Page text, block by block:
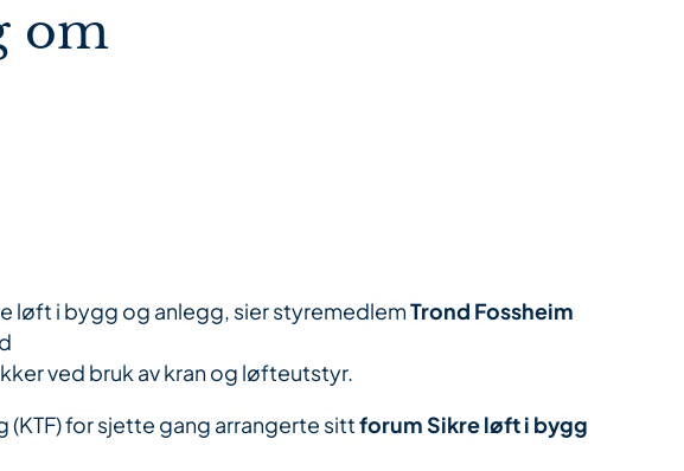
om
løft i bygg og anlegg, sier styremedlemTrond Fossheim
ved bruk av kran og løfteutstyr.
for sjette gang arrangerte sittforum Sikre løft i bygg